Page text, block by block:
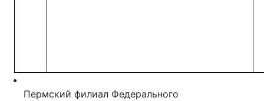
Пермский филиал Федерального